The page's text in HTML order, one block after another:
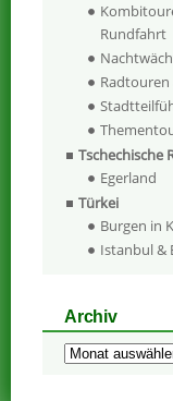
Rundfahrt
Tschechische
Egerland
Türkei
Burgen in
Istanbul &
Archiv
Archiv